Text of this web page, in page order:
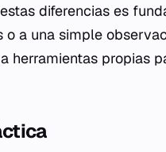
diferencias es
a una simple
herramientas propias